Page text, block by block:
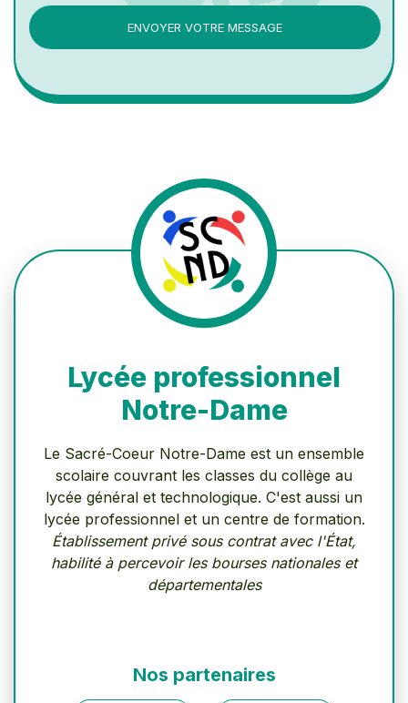
ENVOYER VOTRE MESSAGE
Lycée professionnel
Notre-Dame
Le Sacré-Coeur Notre-Dame est un ensemble
scolaire couvrant les classes du collège au
lycée général et technologique. C'est aussi un
lycée professionnel et un centre de formation.
Établissement privé sous contrat avec l'État,
habilité à percevoir les bourses nationales et
départementales
Nos partenaires